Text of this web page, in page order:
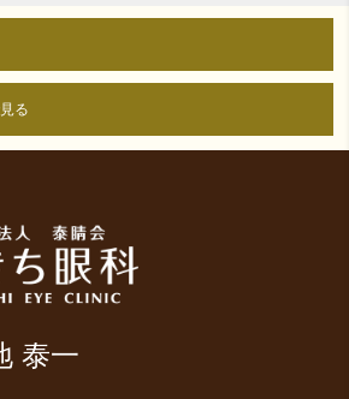
る
泰一